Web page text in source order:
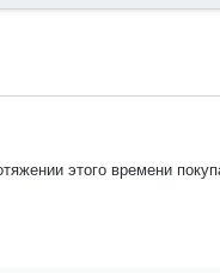
этого времени